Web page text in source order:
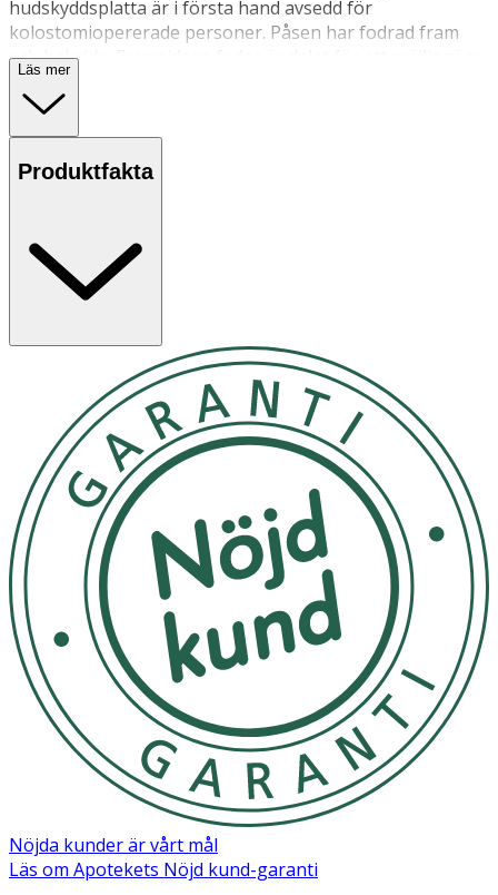
hudskyddsplatta är i första hand avsedd för
kolostomiopererade personer. Påsen har fodrad fram
och baksida. Framsidans foder är delat för att möjliggöra
inspektion.
Läs mer
Produktfakta
Nöjda kunder är vårt mål
Läs om Apotekets Nöjd kund-garanti